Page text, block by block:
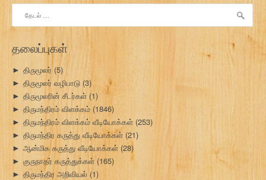
தேடு:
தலைப்புகள்
► திருமூலர் (5)
► திருமூலர் வழிபாடு (3)
► திருமூலரின் சீடர்கள் (1)
► திருமந்திரம் விளக்கம் (1846)
► திருமந்திரம் விளக்கம் வீடியோக்கள் (253)
► திருமந்திர கருத்து வீடியோக்கள் (21)
► ஆன்மிக கருத்து வீடியோக்கள் (28)
► குருநாதர் கருத்துக்கள்(165)
► திருமந்திர அறிவியல் (1)